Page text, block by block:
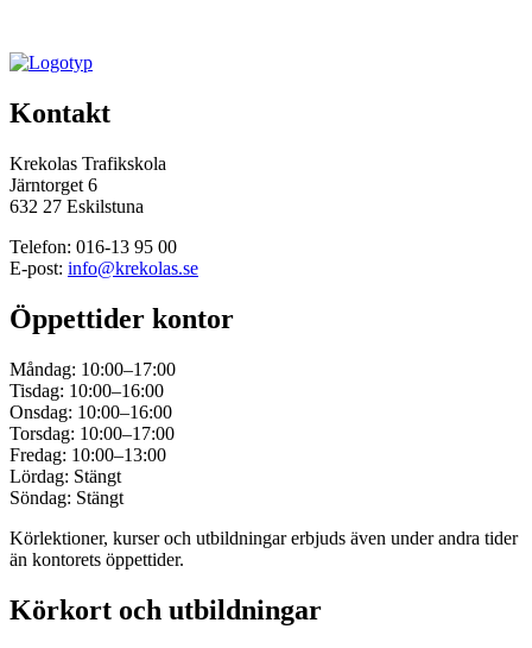
Kontakt
Krekolas Trafikskola
Järntorget 6
632 27 Eskilstuna
Telefon: 016-13 95 00
E-post: info@krekolas.se
Öppettider kontor
Måndag: 10:00–17:00
Tisdag: 10:00–16:00
Onsdag: 10:00–16:00
Torsdag: 10:00–17:00
Fredag: 10:00–13:00
Lördag: Stängt
Söndag: Stängt
Körlektioner, kurser och utbildningar erbjuds även under andra tider
än kontorets öppettider.
Körkort och utbildningar